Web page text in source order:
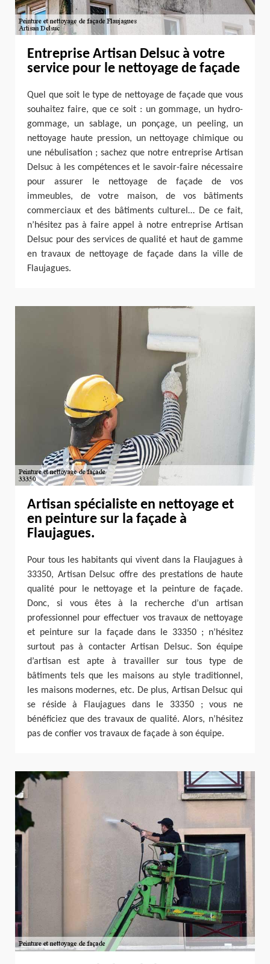
Entreprise Artisan Delsuc à votre
service pour le nettoyage de façade
Quel que soit le type de nettoyage de façade que vous
souhaitez faire, que ce soit : un gommage, un hydro-
gommage, un sablage, un ponçage, un peeling, un
nettoyage haute pression, un nettoyage chimique ou
une nébulisation ; sachez que notre entreprise Artisan
Delsuc à les compétences et le savoir-faire nécessaire
pour assurer le nettoyage de façade de vos
immeubles, de votre maison, de vos bâtiments
commerciaux et des bâtiments culturel… De ce fait,
n’hésitez pas à faire appel à notre entreprise Artisan
Delsuc pour des services de qualité et haut de gamme
en travaux de nettoyage de façade dans la ville de
Flaujagues.
Artisan spécialiste en nettoyage et
en peinture sur la façade à
Flaujagues.
Pour tous les habitants qui vivent dans la Flaujagues à
33350, Artisan Delsuc offre des prestations de haute
qualité pour le nettoyage et la peinture de façade.
Donc, si vous êtes à la recherche d’un artisan
professionnel pour effectuer vos travaux de nettoyage
et peinture sur la façade dans le 33350 ; n’hésitez
surtout pas à contacter Artisan Delsuc. Son équipe
d’artisan est apte à travailler sur tous type de
bâtiments tels que les maisons au style traditionnel,
les maisons modernes, etc. De plus, Artisan Delsuc qui
se réside à Flaujagues dans le 33350 ; vous ne
bénéficiez que des travaux de qualité. Alors, n’hésitez
pas de confier vos travaux de façade à son équipe.